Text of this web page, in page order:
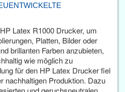
Latex R1000 Drucker, um
Platten, Bilder oder
brillanten Farben anzubieten,
wie möglich zu
für den HP Latex Drucker fiel
nachhaltigen Produktion. Dazu